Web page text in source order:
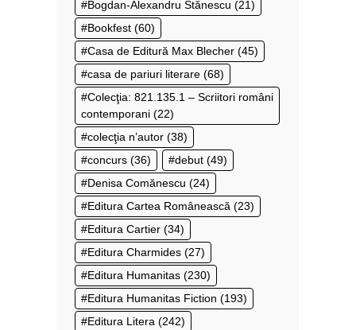
Bogdan-Alexandru Stănescu (21)
Bookfest (60)
Casa de Editură Max Blecher (45)
casa de pariuri literare (68)
Colecţia: 821.135.1 – Scriitori români
contemporani (22)
colecţia n’autor (38)
concurs (36) debut (49)
Denisa Comănescu (24)
Editura Cartea Românească (23)
Editura Cartier (34)
Editura Charmides (27)
Editura Humanitas (230)
Editura Humanitas Fiction (193)
Editura Litera (242)